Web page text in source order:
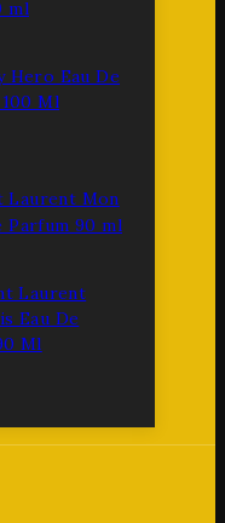
Hero Eau De
Ml
Laurent
Eau De
Ml